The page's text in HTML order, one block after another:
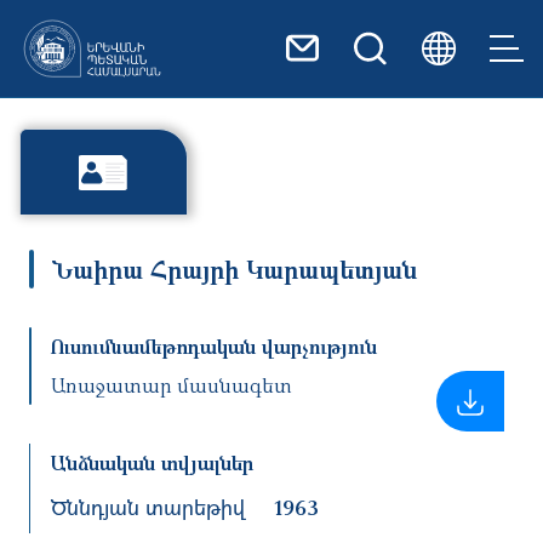
Նաիրա Հրայրի Կարապետյան
Ուսումնամեթոդական վարչություն
Առաջատար մասնագետ
Անձնական տվյալներ
Ծննդյան տարեթիվ 1963